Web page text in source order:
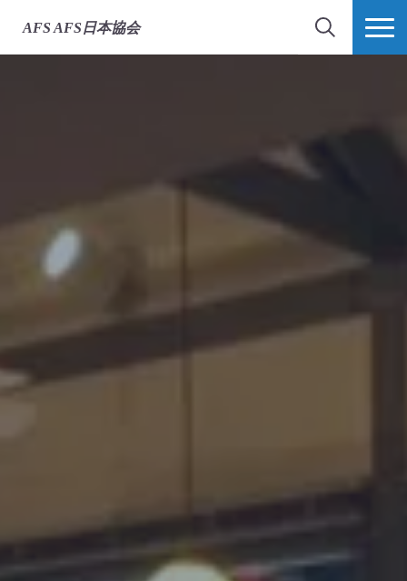
AFS AFS日本協会
検索 MORE